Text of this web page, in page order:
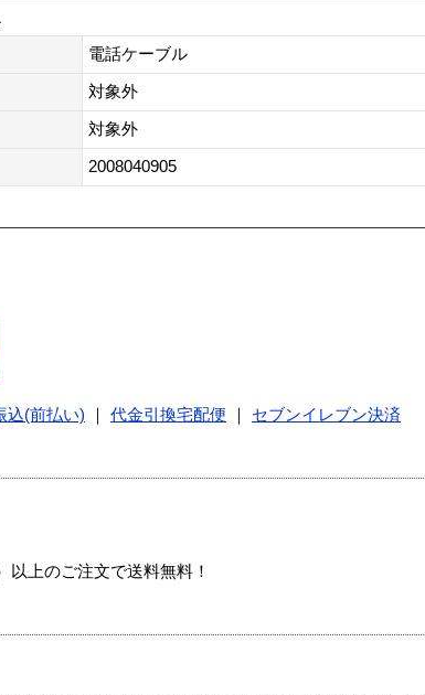
電話ケーブル
対象外
対象外
2008040905
込(前払い) 代金引換宅配便
セブンイレブン決済
上のご注文で送料無料！